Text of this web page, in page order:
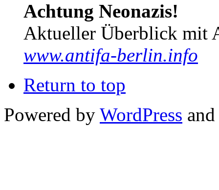
Achtung Neonazis!
Aktueller Überblick mit
www.antifa-berlin.info
Return to top
Powered by WordPress